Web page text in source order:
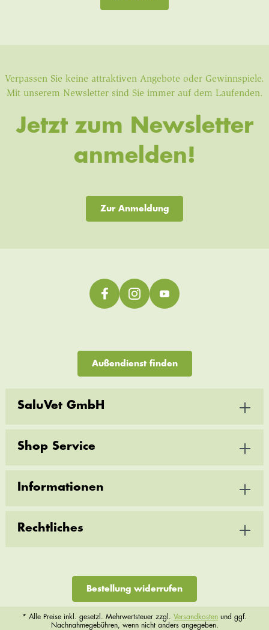
Verpassen Sie keine attraktiven Angebote oder Gewinnspiele.
Mit unserem Newsletter sind Sie immer auf dem Laufenden.
Jetzt zum Newsletter
anmelden!
Zur Anmeldung
Außendienst finden
SaluVet GmbH
Shop Service
Informationen
Rechtliches
Bestellung widerrufen
* Alle Preise inkl. gesetzl. Mehrwertsteuer zzgl. Versandkosten und ggf.
Nachnahmegebühren, wenn nicht anders angegeben.